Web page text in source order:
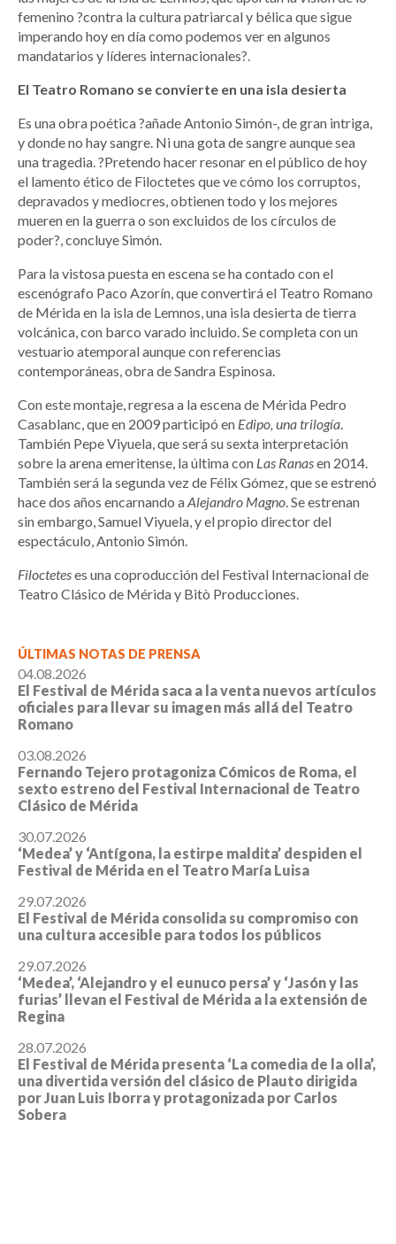
femenino ?contra la cultura patriarcal y bélica que sigue
imperando hoy en día como podemos ver en algunos
mandatarios y líderes internacionales?.
El Teatro Romano se convierte en una isla desierta
Es una obra poética ?añade Antonio Simón-, de gran intriga,
y donde no hay sangre. Ni una gota de sangre aunque sea
una tragedia. ?Pretendo hacer resonar en el público de hoy
el lamento ético de Filoctetes que ve cómo los corruptos,
depravados y mediocres, obtienen todo y los mejores
mueren en la guerra o son excluidos de los círculos de
poder?, concluye Simón.
Para la vistosa puesta en escena se ha contado con el
escenógrafo Paco Azorín, que convertirá el Teatro Romano
de Mérida en la isla de Lemnos, una isla desierta de tierra
volcánica, con barco varado incluido. Se completa con un
vestuario atemporal aunque con referencias
contemporáneas, obra de Sandra Espinosa.
Con este montaje, regresa a la escena de Mérida Pedro
Casablanc, que en 2009 participó en Edipo, una trilogía.
También Pepe Viyuela, que será su sexta interpretación
sobre la arena emeritense, la última con Las Ranasen 2014.
También será la segunda vez de Félix Gómez, que se estrenó
hace dos años encarnando aAlejandro Magno. Se estrenan
sin embargo, Samuel Viyuela, y el propio director del
espectáculo, Antonio Simón.
Filocteteses una coproducción del Festival Internacional de
Teatro Clásico de Mérida y Bitò Producciones.
ÚLTIMAS NOTAS DE PRENSA
04.08.2026
El Festival de Mérida saca a la venta nuevos artículos
oficiales para llevar su imagen más allá del Teatro
Romano
03.08.2026
Fernando Tejero protagoniza Cómicos de Roma, el
sexto estreno del Festival Internacional de Teatro
Clásico de Mérida
30.07.2026
‘Medea’ y ‘Antígona, la estirpe maldita’ despiden el
Festival de Mérida en el Teatro María Luisa
29.07.2026
El Festival de Mérida consolida su compromiso con
una cultura accesible para todos los públicos
29.07.2026
‘Medea’, ‘Alejandro y el eunuco persa’ y ‘Jasón y las
furias’ llevan el Festival de Mérida a la extensión de
Regina
28.07.2026
El Festival de Mérida presenta ‘La comedia de la olla’,
una divertida versión del clásico de Plauto dirigida
por Juan Luis Iborra y protagonizada por Carlos
Sobera